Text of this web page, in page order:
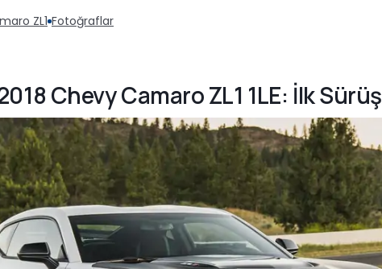
ZL1 Fotoğraflar
Chevy Camaro ZL1 1LE: İlk Sürüş